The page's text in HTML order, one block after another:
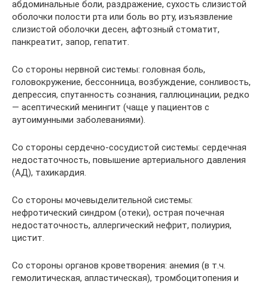
абдоминальные боли, раздражение, сухость слизистой
оболочки полости рта или боль во рту, изъязвление
слизистой оболочки десен, афтозный стоматит,
панкреатит, запор, гепатит.
Со стороны нервной системы: головная боль,
головокружение, бессонница, возбуждение, сонливость,
депрессия, спутанность сознания, галлюцинации, редко
— асептический менингит (чаще у пациентов с
аутоимунными заболеваниями).
Со стороны сердечно-сосудистой системы: сердечная
недостаточность, повышение артериального давления
(АД), тахикардия.
Со стороны мочевыделительной системы:
нефротический синдром (отеки), острая почечная
недостаточность, аллергический нефрит, полиурия,
цистит.
Со стороны органов кроветворения: анемия (в т.ч.
гемолитическая, апластическая), тромбоцитопения и